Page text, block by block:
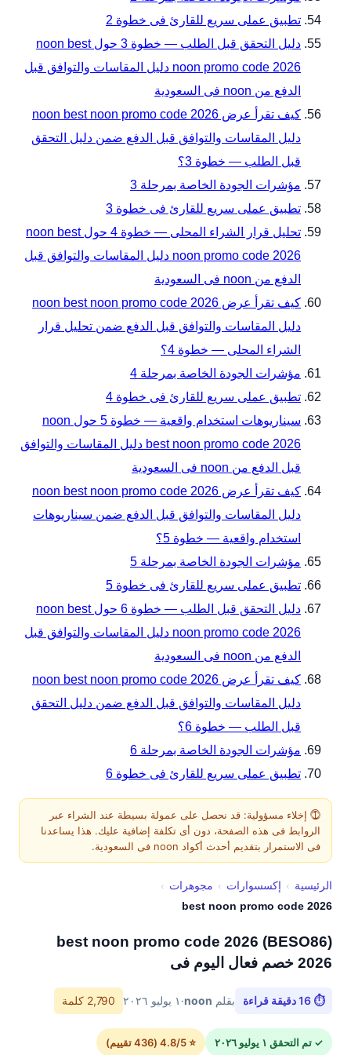
تطبيق عملى سريع للقارئ فى خطوة 2
دليل التحقق قبل الطلب — خطوة 3 حول noon best
noon promo code 2026 دليل المقاسات والتوافق قبل
الدفع من noon فى السعودية
كيف تقرأ عرض noon best noon promo code 2026
دليل المقاسات والتوافق قبل الدفع ضمن دليل التحقق
قبل الطلب — خطوة 3؟
مؤشرات الجودة الخاصة بمرحلة 3
تطبيق عملى سريع للقارئ فى خطوة 3
تحليل قرار الشراء المحلى — خطوة 4 حول noon best
noon promo code 2026 دليل المقاسات والتوافق قبل
الدفع من noon فى السعودية
كيف تقرأ عرض noon best noon promo code 2026
دليل المقاسات والتوافق قبل الدفع ضمن تحليل قرار
الشراء المحلى — خطوة 4؟
مؤشرات الجودة الخاصة بمرحلة 4
تطبيق عملى سريع للقارئ فى خطوة 4
سيناريوهات استخدام واقعية — خطوة 5 حول noon
best noon promo code 2026 دليل المقاسات والتوافق
قبل الدفع من noon فى السعودية
كيف تقرأ عرض noon best noon promo code 2026
دليل المقاسات والتوافق قبل الدفع ضمن سيناريوهات
استخدام واقعية — خطوة 5؟
مؤشرات الجودة الخاصة بمرحلة 5
تطبيق عملى سريع للقارئ فى خطوة 5
دليل التحقق قبل الطلب — خطوة 6 حول noon best
noon promo code 2026 دليل المقاسات والتوافق قبل
الدفع من noon فى السعودية
كيف تقرأ عرض noon best noon promo code 2026
دليل المقاسات والتوافق قبل الدفع ضمن دليل التحقق
قبل الطلب — خطوة 6؟
مؤشرات الجودة الخاصة بمرحلة 6
تطبيق عملى سريع للقارئ فى خطوة 6
⓵ إخلاء مسؤولية: قد نحصل على عمولة بسيطة عند الشراء عبر
الروابط فى هذه الصفحة، دون أى تكلفة إضافية عليك. هذا يساعدنا
فى الاستمرار بتقديم أحدث أكواد noon فى السعودية.
الرئيسية › إكسسوارات › مجوهرات ›
best noon promo code 2026
best noon promo code 2026 (BESO86)
2026 خصم فعال اليوم فى
⏱ 16 دقيقة قراءة بقلم noon
· ١ يوليو ٢٠٢٦ 2,790 كلمة
✓ تم التحقق ١ يوليو ٢٠٢٦ ⭐ 4.8/5 (436 تقييم)